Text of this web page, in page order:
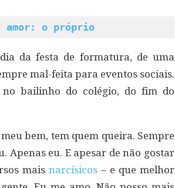
amor: o próprio
da festa de formatura, de uma
mal-feita para eventos sociais.
bailinho do colégio, do fim do
bem, tem quem queira. Sempre
Apenas eu. E apesar de não gostar
maisnarcísicos – e que melhor